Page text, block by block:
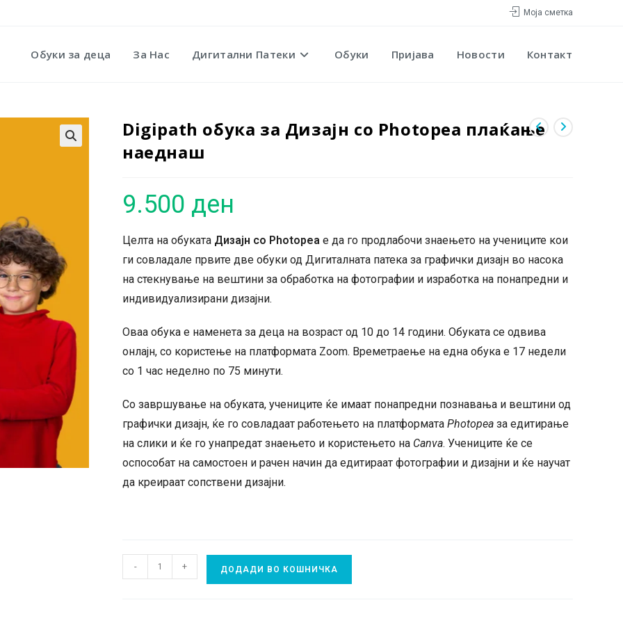
Моја сметка
Обуки за деца За Нас Дигитални Патеки Обуки Пријава Новости Контакт
Digipath обука за Дизајн со Photopea плаќање
наеднаш
9.500 ден
Целта на обуката Дизајн со Photopea е да го продлабочи знаењето на учениците кои
ги совладале првите две обуки од Дигиталната патека за графички дизајн во насока
на стекнување на вештини за обработка на фотографии и изработка на понапредни и
индивидуализирани дизајни.
Оваа обука е наменета за деца на возраст од 10 до 14 години. Обуката се одвива
онлајн, со користење на платформата Zoom. Времетраење на една обука е 17 недели
со 1 час неделно по 75 минути.
Со завршување на обуката, учениците ќе имаат понапредни познавања и вештини од
графички дизајн, ќе го совладаат работењето на платформата Photopea за едитирање
на слики и ќе го унапредат знаењето и користењето на Canva. Учениците ќе се
оспособат на самостоен и рачен начин да едитираат фотографии и дизајни и ќе научат
да креираат сопствени дизајни.
обука
- + ДОДАДИ ВО КОШНИЧКА